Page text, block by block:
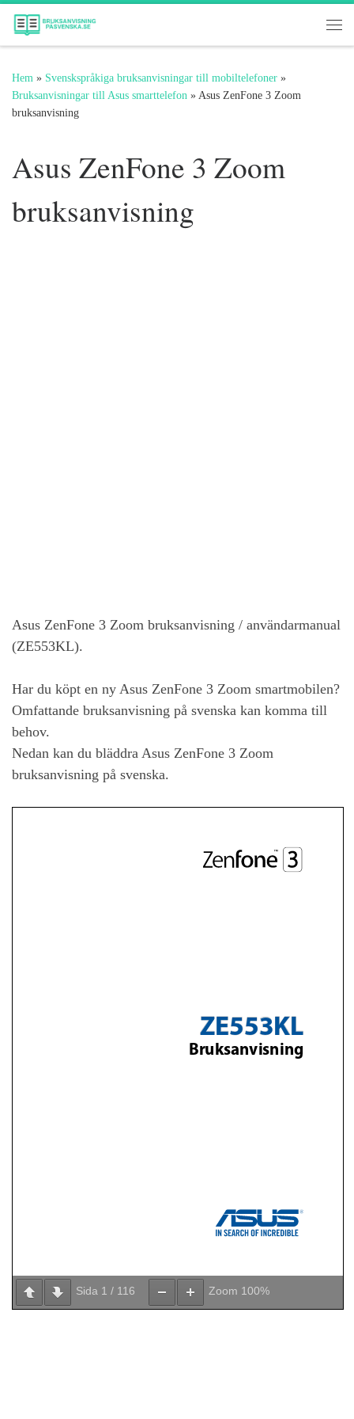
Hoppa till innehåll
Hem » Svenskspråkiga bruksanvisningar till mobiltelefoner »
Bruksanvisningar till Asus smarttelefon »Asus ZenFone 3 Zoom
bruksanvisning
Asus ZenFone 3 Zoom
bruksanvisning
Asus ZenFone 3 Zoom bruksanvisning / användarmanual
(ZE553KL).
Har du köpt en ny Asus ZenFone 3 Zoom smartmobilen?
Omfattande bruksanvisning på svenska kan komma till
behov.
Nedan kan du bläddra Asus ZenFone 3 Zoom
bruksanvisning på svenska.
Sida 1 / 116 Zoom 100%